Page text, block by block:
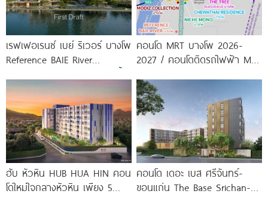
เรฟเฟอเรนซ์ เบย์ ริเวอร์ บางโพ
Reference BAIE River
จาก
คอนโด MRT บางโพ 2026-
2027 / คอนโดติดรถไฟฟ้า MRT
ฮับ หัวหิน HUB HUA HIN คอน
โดใหม่ใจกลางหัวหิน เพียง 5
คอนโด เดอะ เบส ศรีจันทร์-
ขอนแก่น The Base Srichan-